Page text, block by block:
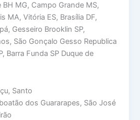
MG, Campo Grande MS,
MA, Vitória ES, Brasília DF,
Gesseiro Brooklin SP,
São Gonçalo Gesso Republica
Barra Funda SP Duque de
Santo
dos Guararapes, São José